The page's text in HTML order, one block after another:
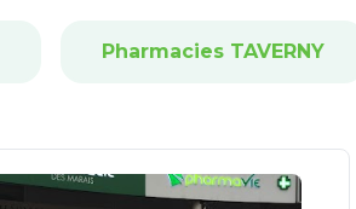
Pharmacies TAVERNY